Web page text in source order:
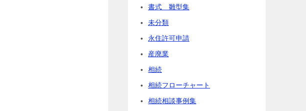
書式 雛型集
未分類
永住許可申請
産廃業
相続
相続フローチャート
相続相談事例集